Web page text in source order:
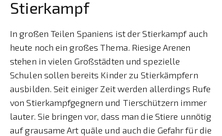
Stierkampf
In großen Teilen Spaniens ist der Stierkampf auch
heute noch ein großes Thema. Riesige Arenen
stehen in vielen Großstädten und spezielle
Schulen sollen bereits Kinder zu Stierkämpfern
ausbilden. Seit einiger Zeit werden allerdings Rufe
von Stierkampfgegnern und Tierschützern immer
lauter. Sie bringen vor, dass man die Stiere unnötig
auf grausame Art quäle und auch die Gefahr für die